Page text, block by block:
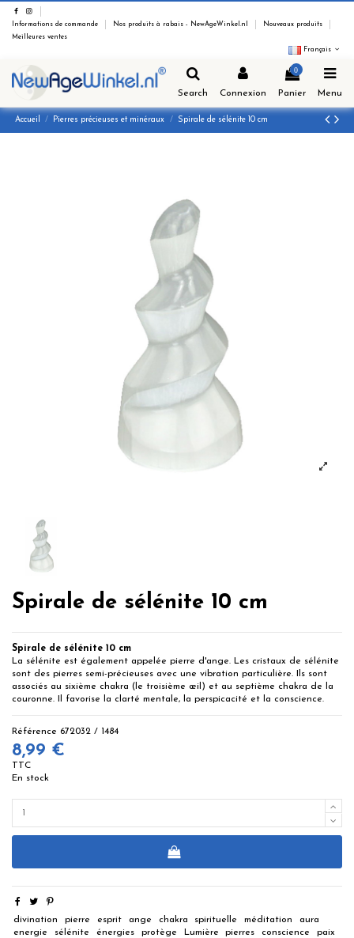
Informations de commande Nos produits à rabais - NewAgeWinkel.nl
Nouveaux produits
Meilleures ventes
Français
Search Connexion
0
Panier Menu
Accueil Pierres précieuses et minéraux Spirale de sélénite 10 cm
Spirale de sélénite 10 cm
Spirale de sélénite 10 cm
La sélénite est également appelée pierre d'ange. Les cristaux de sélénite
sont des pierres semi-précieuses avec une vibration particulière. Ils sont
associés au sixième chakra (le troisième œil) et au septième chakra de la
couronne. Il favorise la clarté mentale, la perspicacité et la conscience.
Référence 672032 / 1484
8,99 €
TTC
En stock
divination pierre esprit ange chakra spirituelle méditation
aura
energie
sélénite énergies protège Lumière pierres conscience
paix